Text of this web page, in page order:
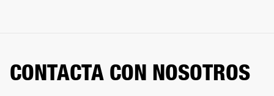
CONTACTA CON NOSOTROS